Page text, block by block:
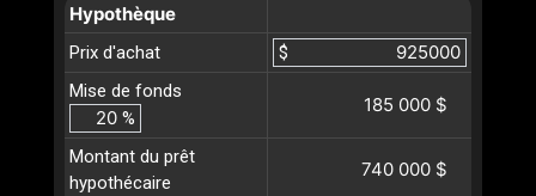
Hypothèque
Prix d'achat
$
Mise de fonds
%
185 000 $
Montant du prêt
hypothécaire
740 000 $